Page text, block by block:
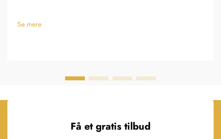
Se mere
Få et gratis tilbud